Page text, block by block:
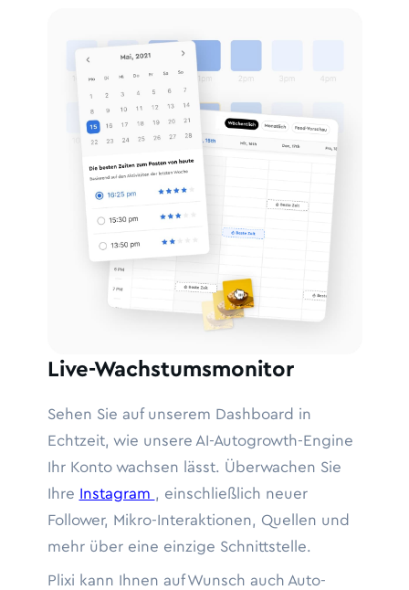
Live-Wachstumsmonitor
Sehen Sie auf unserem Dashboard in
Echtzeit, wie unsere AI-Autogrowth-Engine
Ihr Konto wachsen lässt. Überwachen Sie
Ihre Instagram , einschließlich neuer
Follower, Mikro-Interaktionen, Quellen und
mehr über eine einzige Schnittstelle.
Plixi kann Ihnen auf Wunsch auch Auto-